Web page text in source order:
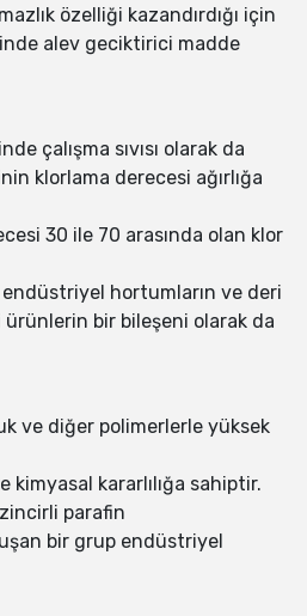
özelliği kazandırdığı için
alev geciktirici madde
çalışma sıvısı olarak da
klorlama derecesi ağırlığa
30 ile 70 arasında olan klor
endüstriyel hortumların ve deri
ürünlerin bir bileşeni olarak da
ve diğer polimerlerle yüksek
kimyasal kararlılığa sahiptir.
parafin
bir grup endüstriyel